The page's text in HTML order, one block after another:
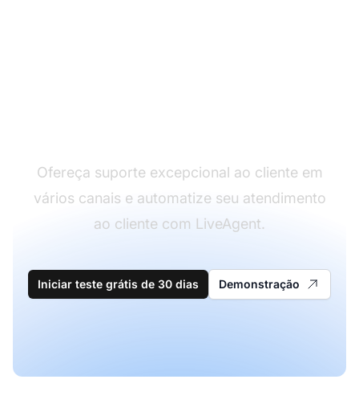
Ofereça suporte excepcional ao cliente em
vários canais e automatize seu atendimento
ao cliente com LiveAgent.
Iniciar teste grátis de 30 dias Demonstração